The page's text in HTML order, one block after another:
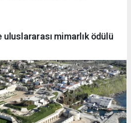
uluslararası mimarlık ödülü